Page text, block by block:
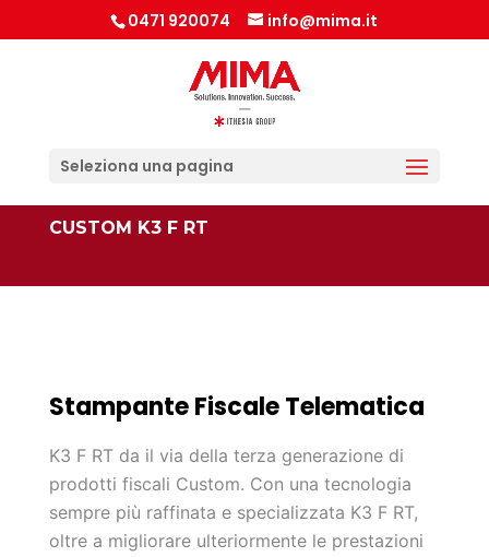
0471 920074 info@mima.it
Seleziona una pagina
CUSTOM K3 F RT
Stampante Fiscale Telematica
K3 F RT da il via della terza generazione di
prodotti fiscali Custom. Con una tecnologia
sempre più raffinata e specializzata K3 F RT,
oltre a migliorare ulteriormente le prestazioni